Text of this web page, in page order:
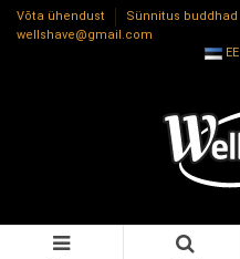
Võta ühendust Sünnitus buddhad
wellshave@gmail.com
EE